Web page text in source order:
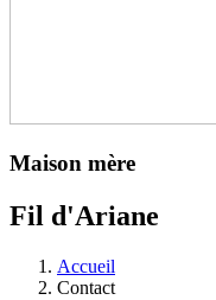
Maison mère
Fil d'Ariane
Accueil
Contact